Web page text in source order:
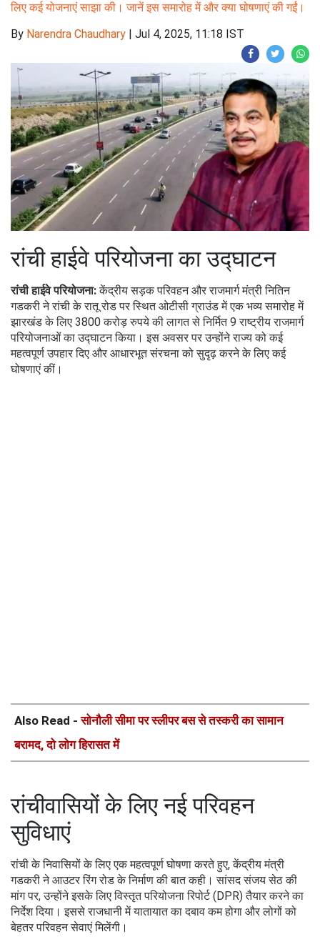
लिए कई योजनाएं साझा की। जानें इस समारोह में और क्या घोषणाएं की गईं।
By Narendra Chaudhary | Jul 4, 2025, 11:18 IST
रांची हाईवे परियोजना का उद्घाटन
रांची हाईवे परियोजना:केंद्रीय सड़क परिवहन और राजमार्ग मंत्री नितिन
गडकरी ने रांची के रातू रोड पर स्थित ओटीसी ग्राउंड में एक भव्य समारोह में
झारखंड के लिए 3800 करोड़ रुपये की लागत से निर्मित 9 राष्ट्रीय राजमार्ग
परियोजनाओं का उद्घाटन किया। इस अवसर पर उन्होंने राज्य को कई
महत्वपूर्ण उपहार दिए और आधारभूत संरचना को सुदृढ़ करने के लिए कई
घोषणाएं कीं।
Also Read -सोनौली सीमा पर स्लीपर बस से तस्करी का सामान
बरामद, दो लोग हिरासत में
रांचीवासियों के लिए नई परिवहन
सुविधाएं
रांची के निवासियों के लिए एक महत्वपूर्ण घोषणा करते हुए, केंद्रीय मंत्री
गडकरी ने आउटर रिंग रोड के निर्माण की बात कही। सांसद संजय सेठ की
मांग पर, उन्होंने इसके लिए विस्तृत परियोजना रिपोर्ट (DPR) तैयार करने का
निर्देश दिया। इससे राजधानी में यातायात का दबाव कम होगा और लोगों को
बेहतर परिवहन सेवाएं मिलेंगी।